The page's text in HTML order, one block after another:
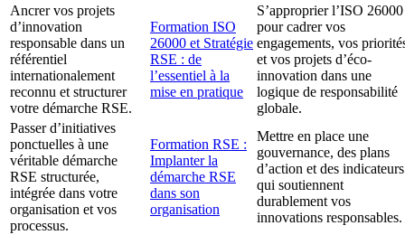
Ancrer vos projets
d’innovation
responsable dans un
référentiel
internationalement
reconnu et structurer
votre démarche RSE.
Formation ISO
26000 et Stratégie
RSE : de
l’essentiel à la
mise en pratique
S’approprier l’ISO 26000
pour cadrer vos
engagements, vos
et vos projets d’éco-
innovation dans une
logique de responsabilité
globale.
Passer d’initiatives
ponctuelles à une
véritable démarche
RSE structurée,
intégrée dans votre
organisation et vos
processus.
Formation RSE :
Implanter la
démarche RSE
dans son
organisation
Mettre en place une
gouvernance, des plans
d’action et des indicateurs
qui soutiennent
durablement vos
innovations responsables.